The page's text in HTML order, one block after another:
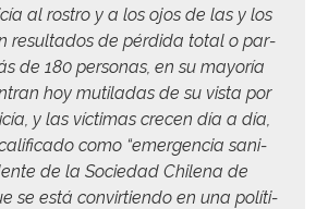
al ros­tro y a los ojos de las y los
resul­ta­dos de pér­di­da total o par­
de 180 per­sonas, en su may­oría
hoy muti­ladas de su vista por
y las víc­ti­mas cre­cen día a día,
como “emer­gen­cia san­i­
de la Sociedad Chile­na de
se está con­vir­tien­do en una políti­